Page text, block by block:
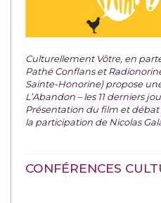
Culturellement Vôtre, en
Pathé Conflans et
Sainte-Honorine) propose
L’Abandon – les 11 derniers
Présentation du film et débat
la participation de Nicolas
CONFÉRENCES